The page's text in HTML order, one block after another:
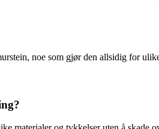
noe som gjør den allsidig for